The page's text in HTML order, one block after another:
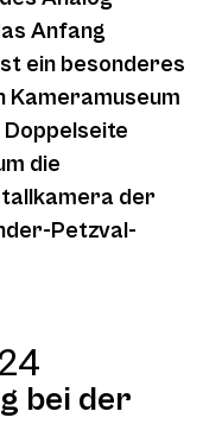
Anfang
ein besonderes
Kameramuseum
die
der
Petzval-
bei der